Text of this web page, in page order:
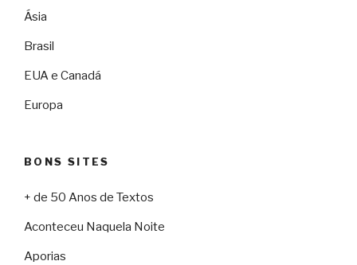
Ásia
Brasil
EUA e Canadá
Europa
BONS SITES
+ de 50 Anos de Textos
Aconteceu Naquela Noite
Aporias